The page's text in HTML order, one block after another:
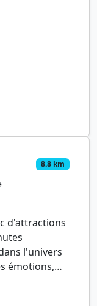
8.8 km
d'attractions
l'univers
émotions,